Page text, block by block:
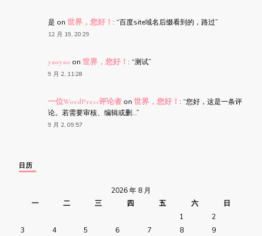
是 on 世界，您好！ : “百度site域名后缀看到的，路过”
12 月 19, 20:29
yaoyao on 世界，您好！ : “测试”
9 月 2, 11:28
一位WordPress评论者 on 世界，您好！ : “您好，这是一条评
论。若需要审核、编辑或删…”
9 月 2, 09:57
日历
2026 年 8 月
一
二 三 四 五 六
日
1
2
3
4 5 6 7 8
9